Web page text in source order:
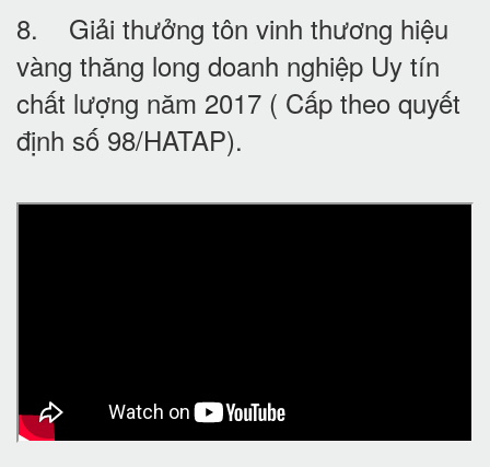
8. Giải thưởng tôn vinh thương hiệu
vàng thăng long doanh nghiệp Uy tín
chất lượng năm 2017 ( Cấp theo quyết
định số 98/HATAP).